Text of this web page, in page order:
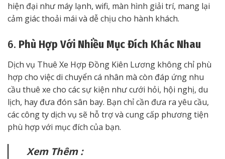
hiện đại như máy lạnh, wifi, màn hình giải trí, mang lại
cảm giác thoải mái và dễ chịu cho hành khách.
6. Phù Hợp Với Nhiều Mục Đích Khác Nhau
Dịch vụ Thuê Xe Hợp Đồng Kiên Lương không chỉ phù
hợp cho việc di chuyển cá nhân mà còn đáp ứng nhu
cầu thuê xe cho các sự kiện như cưới hỏi, hội nghị, du
lịch, hay đưa đón sân bay. Bạn chỉ cần đưa ra yêu cầu,
các công ty dịch vụ sẽ hỗ trợ và cung cấp phương tiện
phù hợp với mục đích của bạn.
Xem Thêm :